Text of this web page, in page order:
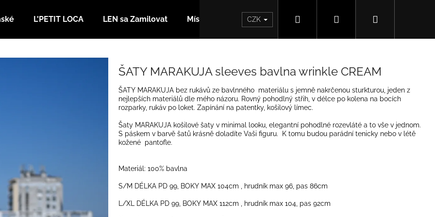
L'PETIT LOCA LEN sa Zamilovat Místa CZK Hledat Přihlášení
ŠATY MARAKUJA sleeves bavlna wrinkle CREAM
ŠATY MARAKUJA bez rukávů ze bavlnného materiálu s jemně nakrčenou sturkturou, jeden z
nejlepších materiálů dle mého názoru. Rovný pohodlný střih, v délce po kolena na bocích
rozparky, rukáv po loket. Zapínání na patentky, košilový límec.
Šaty MARAKUJA košilové šaty v minimal looku, elegantní pohodlné rozevláté a to vše v jednom.
S páskem v barvě šatů krásně doladíte Vaši figuru. K tomu budou parádní tenicky nebo v létě
kožené pantofle.
Materiál: 100% bavlna
S/M DÉLKA PD 99, BOKY MAX 104cm , hrudník max 96, pas 86cm
L/XL DÉLKA PD 99, BOKY MAX 112cm , hrudník max 104, pas 92cm
HLEDAT